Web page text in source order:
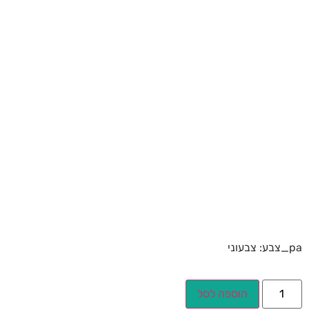
pa_צבע: צבעוני
הוספה לסל